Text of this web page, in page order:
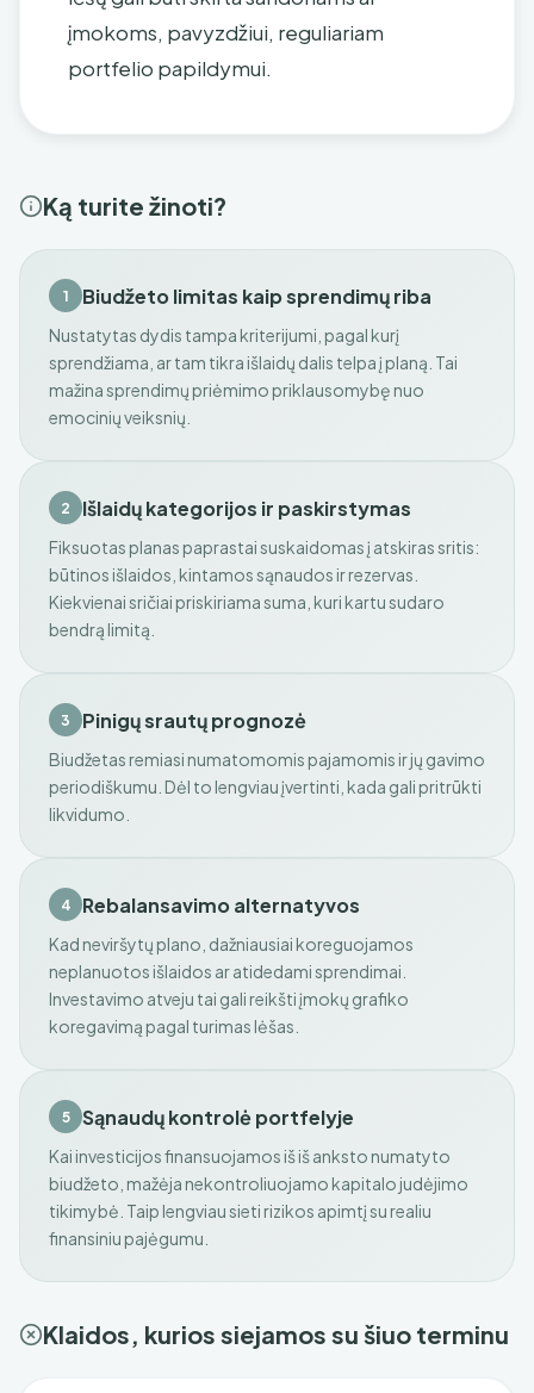
įmokoms, pavyzdžiui, reguliariam
portfelio papildymui.
Ką turite žinoti?
1 Biudžeto limitas kaip sprendimų riba
Nustatytas dydis tampa kriterijumi, pagal kurį
sprendžiama, ar tam tikra išlaidų dalis telpa į planą. Tai
mažina sprendimų priėmimo priklausomybę nuo
emocinių veiksnių.
2 Išlaidų kategorijos ir paskirstymas
Fiksuotas planas paprastai suskaidomas į atskiras sritis:
būtinos išlaidos, kintamos sąnaudos ir rezervas.
Kiekvienai sričiai priskiriama suma, kuri kartu sudaro
bendrą limitą.
3 Pinigų srautų prognozė
Biudžetas remiasi numatomomis pajamomis ir jų gavimo
periodiškumu. Dėl to lengviau įvertinti, kada gali pritrūkti
likvidumo.
4 Rebalansavimo alternatyvos
Kad neviršytų plano, dažniausiai koreguojamos
neplanuotos išlaidos ar atidedami sprendimai.
Investavimo atveju tai gali reikšti įmokų grafiko
koregavimą pagal turimas lėšas.
5 Sąnaudų kontrolė portfelyje
Kai investicijos finansuojamos iš iš anksto numatyto
biudžeto, mažėja nekontroliuojamo kapitalo judėjimo
tikimybė. Taip lengviau sieti rizikos apimtį su realiu
finansiniu pajėgumu.
Klaidos, kurios siejamos su šiuo terminu